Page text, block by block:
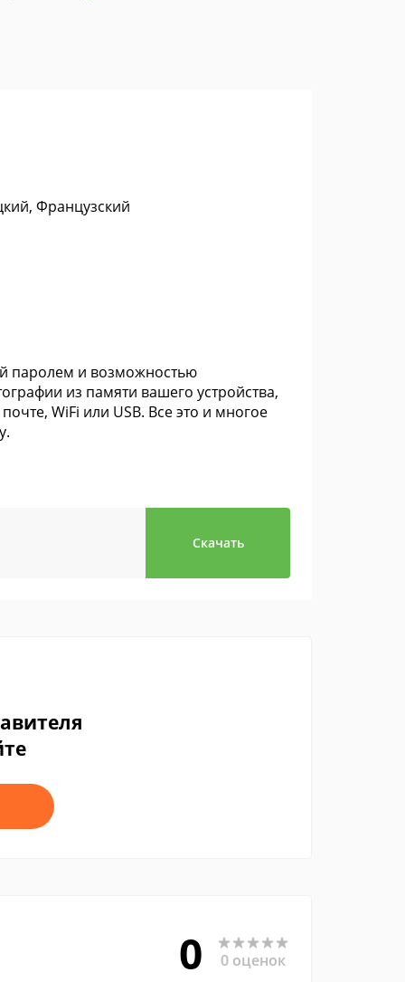
Французский
паролем и возможностью
из памяти вашего устройства,
WiFi или USB. Все это и многое
Скачать
0 0 оценок